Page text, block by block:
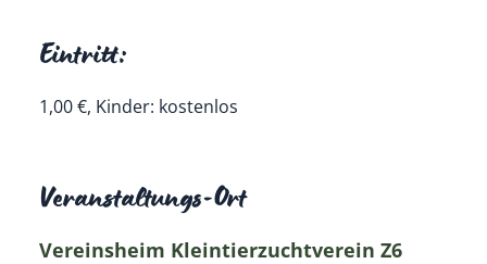
Eintritt:
1,00 €, Kinder: kostenlos
Veranstaltungs-Ort
Vereinsheim Kleintierzuchtverein Z6